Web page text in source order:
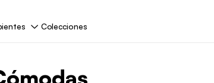
Colecciones